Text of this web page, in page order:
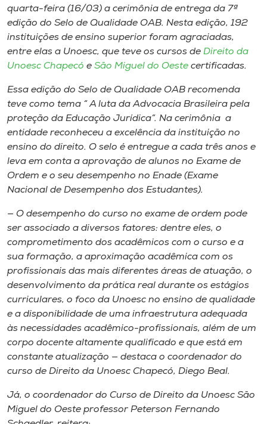
Store
Selecione
quarta-feira (16/03) a cerimônia de entrega da 7ª
edição do Selo de Qualidade OAB. Nesta edição, 192
instituições de ensino superior foram agraciadas,
entre elas a Unoesc, que teve os cursos de Direito da
Unoesc Chapecó e São Miguel do Oeste certificadas.
Essa edição do Selo de Qualidade OAB recomenda
teve como tema “ A luta da Advocacia Brasileira pela
proteção da Educação Jurídica”. Na cerimônia a
entidade reconheceu a excelência da instituição no
ensino do direito. O selo é entregue a cada três anos e
leva em conta a aprovação de alunos no Exame de
Ordem e o seu desempenho no Enade (Exame
Nacional de Desempenho dos Estudantes).
— O desempenho do curso no exame de ordem pode
ser associado a diversos fatores: dentre eles, o
comprometimento dos acadêmicos com o curso e a
sua formação, a aproximação acadêmica com os
profissionais das mais diferentes áreas de atuação, o
desenvolvimento da prática real durante os estágios
curriculares, o foco da Unoesc no ensino de qualidade
e a disponibilidade de uma infraestrutura adequada
às necessidades acadêmico-profissionais, além de um
corpo docente altamente qualificado e que está em
constante atualização — destaca o coordenador do
curso de Direito da Unoesc Chapecó, Diego Beal.
Já, o coordenador do Curso de Direito da Unoesc São
Miguel do Oeste professor Peterson Fernando